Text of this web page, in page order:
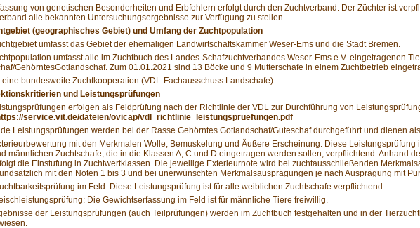
von genetischen Besonderheiten und Erbfehlern erfolgt durch den Zuchtverband. Der Züchter ist
alle bekannten Untersuchungsergebnisse zur Verfügung zu stellen.
(geographisches Gebiet) und Umfang der Zuchtpopulation
umfasst das Gebiet der ehemaligen Landwirtschaftskammer Weser-Ems und die Stadt Bremen.
umfasst alle im Zuchtbuch des Landes-Schafzuchtverbandes Weser-Ems e.V. eingetragenen
GehörntesGotlandschaf. Zum 01.01.2021 sind 13 Böcke und 9 Mutterschafe in einem Zuchtbetrieb
eine bundesweite Zuchtkooperation (VDL-Fachausschuss Landschafe).
und Leistungsprüfungen
erfolgen als Feldprüfung nach der Richtlinie der VDL zur Durchführung von
service.vit.de/dateien/ovicap/vdl_richtlinie_leistungspruefungen.pdf
Leistungsprüfungen werden bei der Rasse Gehörntes Gotlandschaf/Guteschaf durchgeführt und dienen
mit den Merkmalen Wolle, Bemuskelung und Äußere Erscheinung: Diese Leistungsprüfung
männlichen Zuchtschafe, die in die Klassen A, C und D eingetragen werden sollen, verpflichtend. Anhand
die Einstufung in Zuchtwertklassen. Die jeweilige Exterieurnote wird bei zuchtausschließenden
mit den Noten 1 bis 3 und bei unerwünschten Merkmalsausprägungen je nach Ausprägung mit
im Feld: Diese Leistungsprüfung ist für alle weiblichen Zuchtschafe verpflichtend.
Die Gewichtserfassung im Feld ist für männliche Tiere freiwillig.
der Leistungsprüfungen (auch Teilprüfungen) werden im Zuchtbuch festgehalten und in der